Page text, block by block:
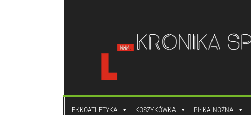
LEKKOATLETYKA KOSZYKÓWKA PIŁKA NOŻNA